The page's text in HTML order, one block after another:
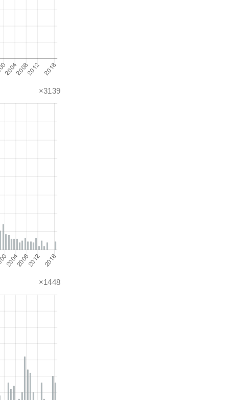
×3139
×1448